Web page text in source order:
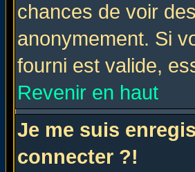
chances de voir
anonymement. Si
fourni est valide,
Revenir en haut
Je me suis
connecter ?!